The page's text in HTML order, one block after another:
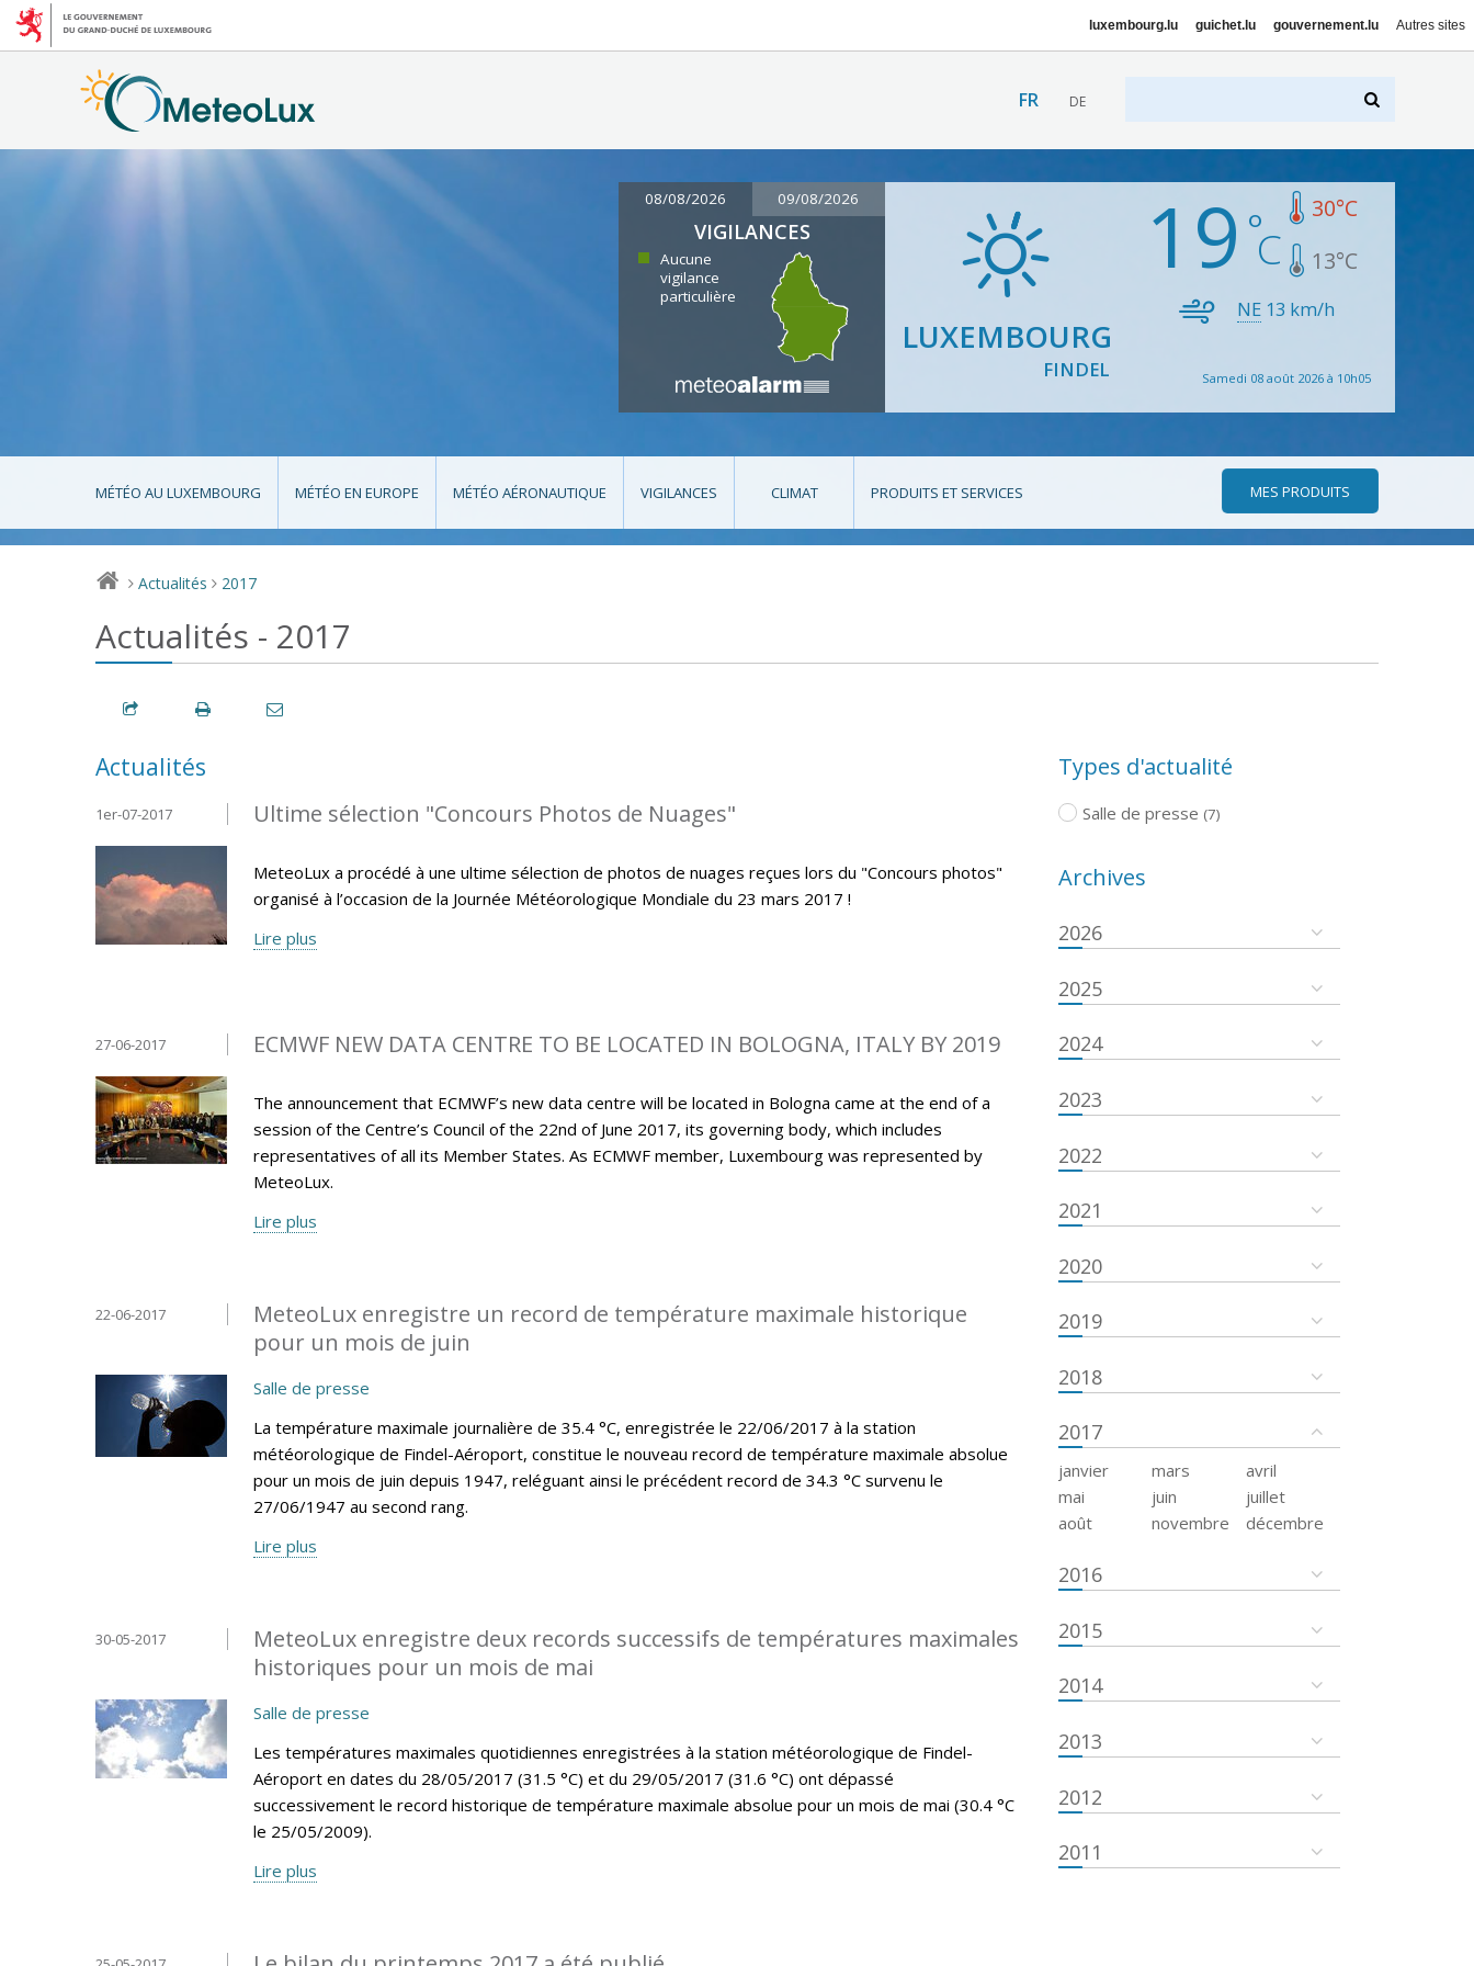
luxembourg.lu guichet.lu gouvernement.lu Autres sites
FR DE
08/08/2026 09/08/2026
VIGILANCES
Aucune
vigilance
particulière
LUXEMBOURG
FINDEL
19 30°C
13°C
NE 13 km/h
Samedi 08 août 2026 à 10h05
MÉTÉO AU LUXEMBOURG MÉTÉO EN EUROPE MÉTÉO AÉRONAUTIQUE VIGILANCES CLIMAT PRODUITS ET SERVICES MES PRODUITS
> Actualités > 2017
Actualités - 2017
Actualités
Ultime sélection "Concours Photos de Nuages"
1er-07-2017
MeteoLux a procédé à une ultime sélection de photos de nuages reçues lors du "Concours photos"
organisé à l’occasion de la Journée Météorologique Mondiale du 23 mars 2017 !
Lire plus
ECMWF NEW DATA CENTRE TO BE LOCATED IN BOLOGNA, ITALY BY 2019
27-06-2017
The announcement that ECMWF’s new data centre will be located in Bologna came at the end of a
session of the Centre’s Council of the 22nd of June 2017, its governing body, which includes
representatives of all its Member States. As ECMWF member, Luxembourg was represented by
MeteoLux.
Lire plus
MeteoLux enregistre un record de température maximale historique
pour un mois de juin
22-06-2017
Salle de presse
La température maximale journalière de 35.4 °C, enregistrée le 22/06/2017 à la station
météorologique de Findel-Aéroport, constitue le nouveau record de température maximale absolue
pour un mois de juin depuis 1947, reléguant ainsi le précédent record de 34.3 °C survenu le
27/06/1947 au second rang.
Lire plus
MeteoLux enregistre deux records successifs de températures maximales
historiques pour un mois de mai
30-05-2017
Salle de presse
Les températures maximales quotidiennes enregistrées à la station météorologique de Findel-
Aéroport en dates du 28/05/2017 (31.5 °C) et du 29/05/2017 (31.6 °C) ont dépassé
successivement le record historique de température maximale absolue pour un mois de mai (30.4 °C
le 25/05/2009).
Lire plus
Types d'actualité
Salle de presse (7)
Archives
2026
2025
2024
2023
2022
2021
2020
2019
2018
2017
janvier mars
avril
mai
juin
juillet
août
novembre décembre
2016
2015
2014
2013
2012
2011